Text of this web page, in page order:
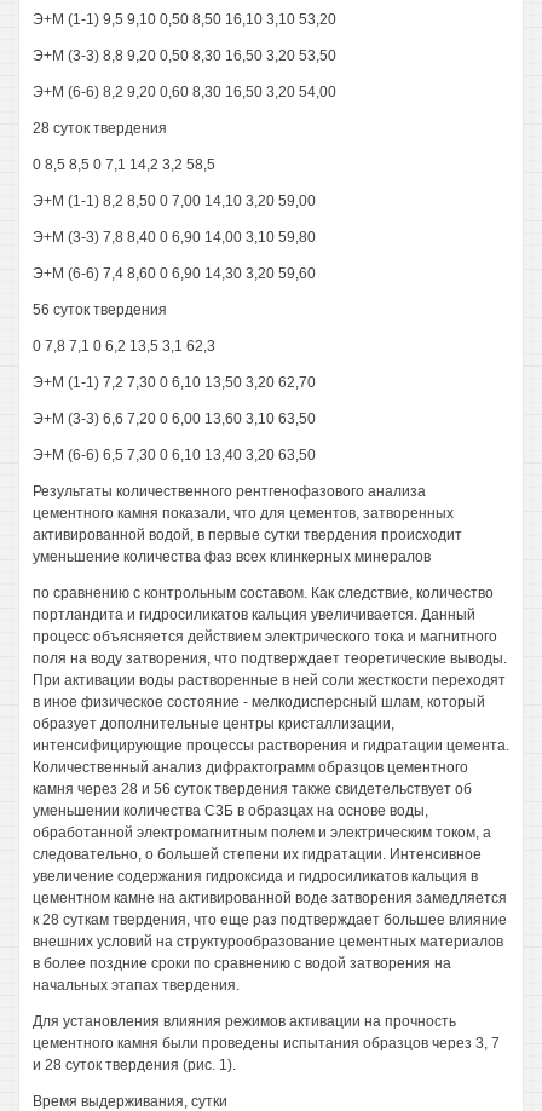
Э+М (1-1) 9,5 9,10 0,50 8,50 16,10 3,10 53,20
Э+М (3-3) 8,8 9,20 0,50 8,30 16,50 3,20 53,50
Э+М (6-6) 8,2 9,20 0,60 8,30 16,50 3,20 54,00
28 суток твердения
0 8,5 8,5 0 7,1 14,2 3,2 58,5
Э+М (1-1) 8,2 8,50 0 7,00 14,10 3,20 59,00
Э+М (3-3) 7,8 8,40 0 6,90 14,00 3,10 59,80
Э+М (6-6) 7,4 8,60 0 6,90 14,30 3,20 59,60
56 суток твердения
0 7,8 7,1 0 6,2 13,5 3,1 62,3
Э+М (1-1) 7,2 7,30 0 6,10 13,50 3,20 62,70
Э+М (3-3) 6,6 7,20 0 6,00 13,60 3,10 63,50
Э+М (6-6) 6,5 7,30 0 6,10 13,40 3,20 63,50
Результаты количественного рентгенофазового анализа
цементного камня показали, что для цементов, затворенных
активированной водой, в первые сутки твердения происходит
уменьшение количества фаз всех клинкерных минералов
по сравнению с контрольным составом. Как следствие, количество
портландита и гидросиликатов кальция увеличивается. Данный
процесс объясняется действием электрического тока и магнитного
поля на воду затворения, что подтверждает теоретические выводы.
При активации воды растворенные в ней соли жесткости переходят
в иное физическое состояние - мелкодисперсный шлам, который
образует дополнительные центры кристаллизации,
интенсифицирующие процессы растворения и гидратации цемента.
Количественный анализ дифрактограмм образцов цементного
камня через 28 и 56 суток твердения также свидетельствует об
уменьшении количества С3Б в образцах на основе воды,
обработанной электромагнитным полем и электрическим током, а
следовательно, о большей степени их гидратации. Интенсивное
увеличение содержания гидроксида и гидросиликатов кальция в
цементном камне на активированной воде затворения замедляется
к 28 суткам твердения, что еще раз подтверждает большее влияние
внешних условий на структурообразование цементных материалов
в более поздние сроки по сравнению с водой затворения на
начальных этапах твердения.
Для установления влияния режимов активации на прочность
цементного камня были проведены испытания образцов через 3, 7
и 28 суток твердения (рис. 1).
Время выдерживания, сутки